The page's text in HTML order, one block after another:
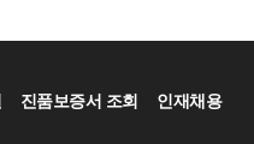
진품보증서 조회 인재채용